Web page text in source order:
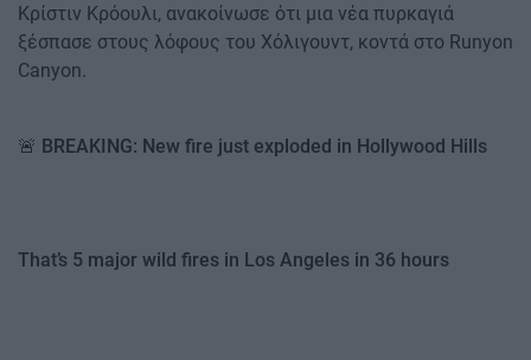
Κρίστιν Κρόουλι, ανακοίνωσε ότι μια νέα πυρκαγιά
ξέσπασε στους λόφους του Χόλιγουντ, κοντά στο Runyon
Canyon.
🚨 BREAKING: New fire just exploded in Hollywood Hills
That’s 5 major wild fires in Los Angeles in 36 hours